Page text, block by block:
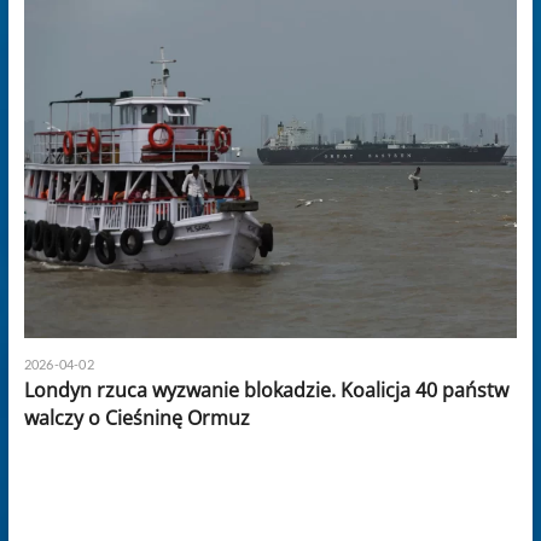
2026-04-02
Londyn rzuca wyzwanie blokadzie. Koalicja 40 państw
walczy o Cieśninę Ormuz